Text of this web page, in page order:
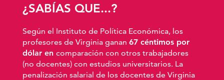
¿SABÍAS QUE...?
Según el Instituto de Política Económica, los
profesores de Virginia ganan 67 céntimos por
dólar en comparación con otros trabajadores
(no docentes) con estudios universitarios. La
penalización salarial de los docentes de Virginia